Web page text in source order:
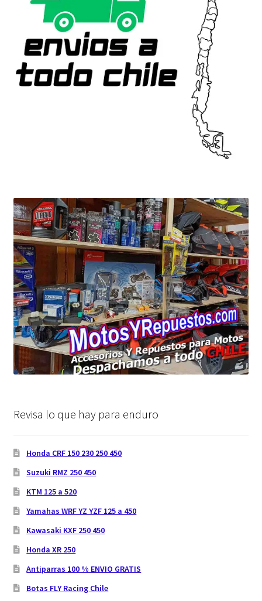
Revisa lo que hay para enduro
Honda CRF 150 230 250 450
Suzuki RMZ 250 450
KTM 125 a 520
Yamahas WRF YZ YZF 125 a 450
Kawasaki KXF 250 450
Honda XR 250
Antiparras 100 % ENVIO GRATIS
Botas FLY Racing Chile